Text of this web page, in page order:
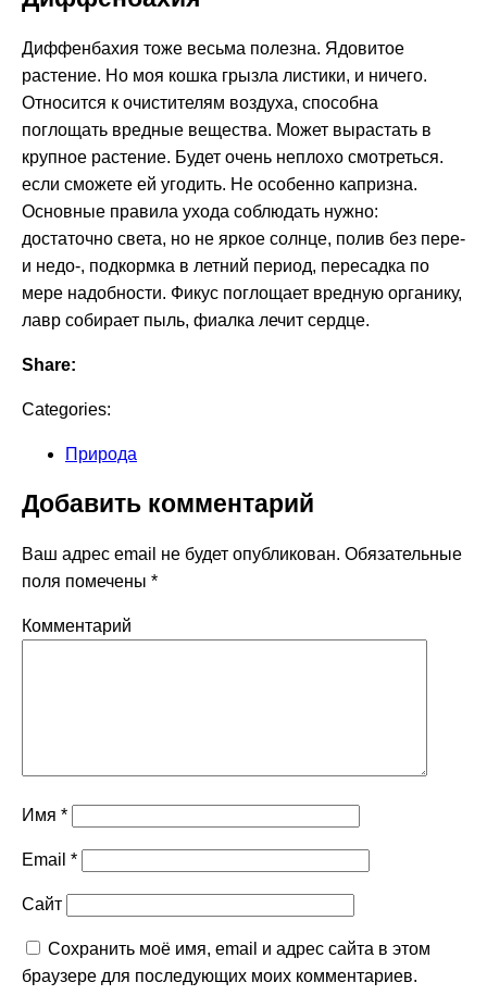
Диффенбахия тоже весьма полезна. Ядовитое
растение. Но моя кошка грызла листики, и ничего.
Относится к очистителям воздуха, способна
поглощать вредные вещества. Может вырастать в
крупное растение. Будет очень неплохо смотреться.
если сможете ей угодить. Не особенно капризна.
Основные правила ухода соблюдать нужно:
достаточно света, но не яркое солнце, полив без пере-
и недо-, подкормка в летний период, пересадка по
мере надобности. Фикус поглощает вредную органику,
лавр собирает пыль, фиалка лечит сердце.
Share:
Categories:
Природа
Добавить комментарий
Ваш адрес email не будет опубликован. Обязательные
поля помечены *
Комментарий
Имя *
Email *
Сайт
Сохранить моё имя, email и адрес сайта в этом
браузере для последующих моих комментариев.